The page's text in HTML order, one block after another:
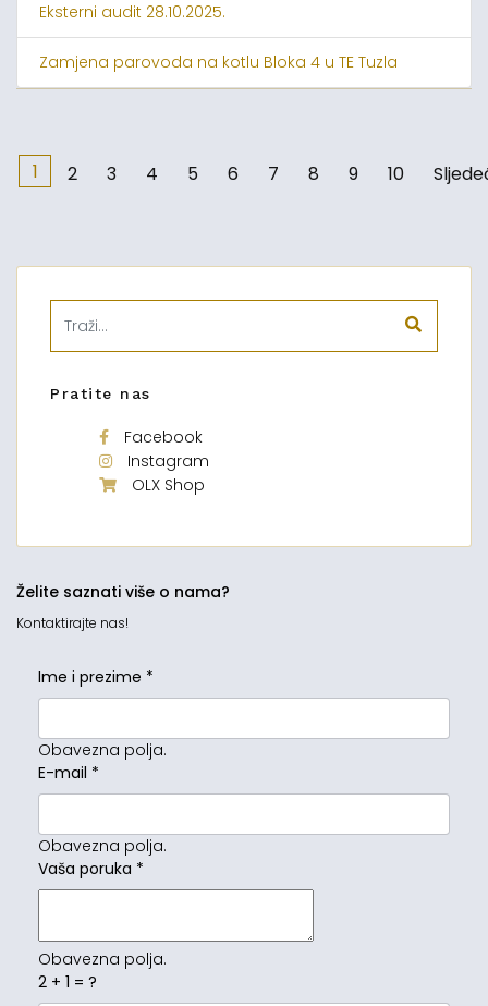
Eksterni audit 28.10.2025.
Zamjena parovoda na kotlu Bloka 4 u TE Tuzla
1 2 3 4 5 6 7 8 9 10
Pratite nas
Facebook
Instagram
OLX Shop
Želite saznati više o nama?
Kontaktirajte nas!
Ime i prezime *
Obavezna polja.
E-mail *
Obavezna polja.
Vaša poruka *
Obavezna polja.
2 + 1 = ?